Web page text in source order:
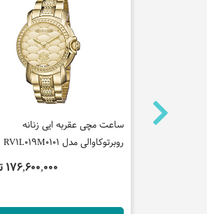
ساعت مچی عقربه ایی زنانه
روبرتوکاوالی مدل RV1L019M0101
176,600,000 تومان